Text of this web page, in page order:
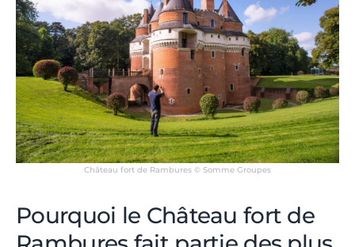
Château fort de Rambures © Somme Groupes
Pourquoi le Château fort de